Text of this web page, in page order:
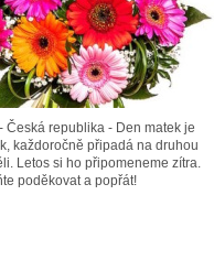
Česká republika - Den matek je
každoročně připadá na druhou
Letos si ho připomeneme zítra.
poděkovat a popřát!